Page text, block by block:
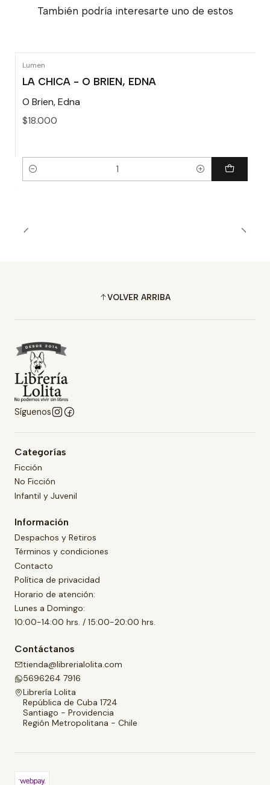
También podría interesarte uno de estos
Lumen
LA CHICA - O BRIEN, EDNA
O Brien, Edna
$18.000
Cantidad
VOLVER ARRIBA
Síguenos
Categorías
Ficción
No Ficción
Infantil y Juvenil
Información
Despachos y Retiros
Términos y condiciones
Contacto
Política de privacidad
Horario de atención:
Lunes a Domingo:
10:00-14:00 hrs. / 15:00-20:00 hrs.
Contáctanos
tienda@librerialolita.com
5696264 7916
Librería Lolita
República de Cuba 1724
Santiago - Providencia
Región Metropolitana - Chile